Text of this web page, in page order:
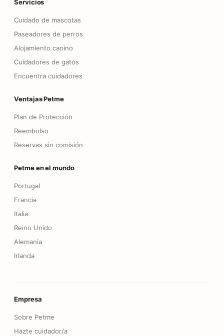
Servicios
Cuidado de mascotas
Paseadores de perros
Alojamiento canino
Cuidadores de gatos
Encuentra cuidadores
Ventajas Petme
Plan de Protección
Reembolso
Reservas sin comisión
Petme en el mundo
Portugal
Francia
Italia
Reino Unido
Alemania
Irlanda
Empresa
Sobre Petme
Hazte cuidador/a